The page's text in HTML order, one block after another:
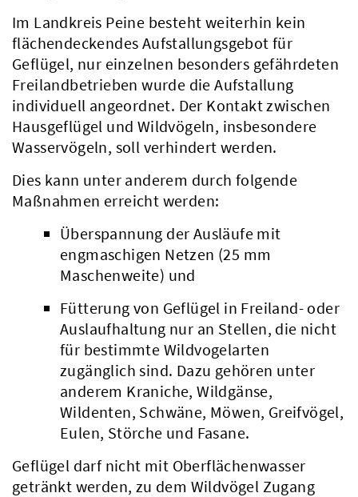
Im Landkreis Peine besteht weiterhin kein
flächendeckendes Aufstallungsgebot für
Geflügel, nur einzelnen besonders gefährdeten
Freilandbetrieben wurde die Aufstallung
individuell angeordnet. Der Kontakt zwischen
Hausgeflügel und Wildvögeln, insbesondere
Wasservögeln, soll verhindert werden.
Dies kann unter anderem durch folgende
Maßnahmen erreicht werden:
Überspannung der Ausläufe mit
engmaschigen Netzen (25 mm
Maschenweite) und
Fütterung von Geflügel in Freiland- oder
Auslaufhaltung nur an Stellen, die nicht
für bestimmte Wildvogelarten
zugänglich sind. Dazu gehören unter
anderem Kraniche, Wildgänse,
Wildenten, Schwäne, Möwen, Greifvögel,
Eulen, Störche und Fasane.
Geflügel darf nicht mit Oberflächenwasser
getränkt werden, zu dem Wildvögel Zugang